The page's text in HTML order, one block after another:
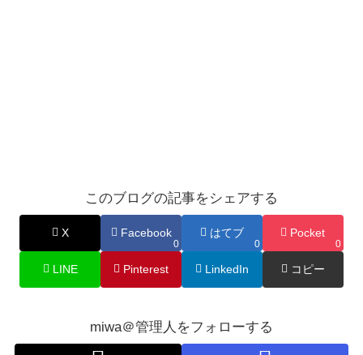
このブログの記事をシェアする
X Facebook
0
はてブ
0
Pocket
0
LINE Pinterest LinkedIn コピー
miwa＠管理人をフォローする